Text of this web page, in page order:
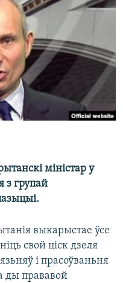
міністар у
з групай
выкарыстае ўсе
свой ціск дзеля
і прасоўваньня
ды прававой